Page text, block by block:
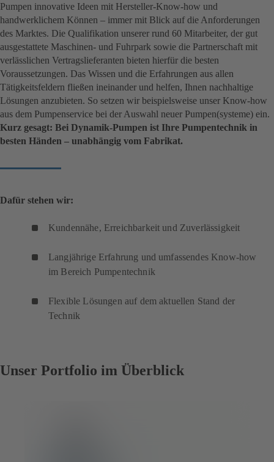
Pumpen innovative Ideen mit Hersteller-Know-how und
handwerklichem Können – immer mit Blick auf die Anforderungen
des Marktes. Die Qualifikation unserer rund 60 Mitarbeiter, der gut
ausgestattete Maschinen- und Fuhrpark sowie die Partnerschaft mit
verlässlichen Vertragslieferanten bieten hierfür die besten
Voraussetzungen. Das Wissen und die Erfahrungen aus allen
Tätigkeitsfeldern fließen ineinander und helfen, Ihnen nachhaltige
Lösungen anzubieten. So setzen wir beispielsweise unser Know-how
aus dem Pumpenservice bei der Auswahl neuer Pumpen(systeme) ein.
Kurz gesagt: Bei Dynamik-Pumpen ist Ihre Pumpentechnik in
besten Händen – unabhängig vom Fabrikat.
Dafür stehen wir:
Kundennähe, Erreichbarkeit und Zuverlässigkeit
Langjährige Erfahrung und umfassendes Know-how
im Bereich Pumpentechnik
Flexible Lösungen auf dem aktuellen Stand der
Technik
Unser Portfolio im Überblick